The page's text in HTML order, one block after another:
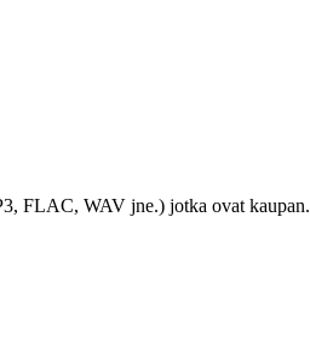
FLAC, WAV jne.) jotka ovat kaupan.